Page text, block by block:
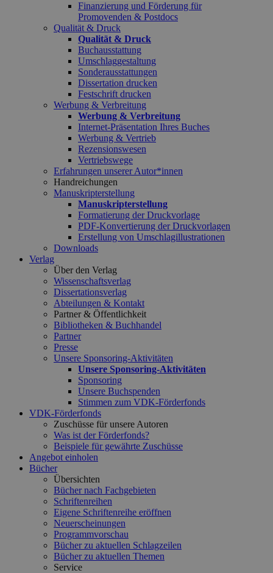
Finanzierung und Förderung für
Promovenden & Postdocs
Qualität & Druck
Qualität & Druck
Buchausstattung
Umschlaggestaltung
Sonderausstattungen
Dissertation drucken
Festschrift drucken
Werbung & Verbreitung
Werbung & Verbreitung
Internet-Präsentation Ihres Buches
Werbung & Vertrieb
Rezensionswesen
Vertriebswege
Erfahrungen unserer Autor*innen
Handreichungen
Manuskripterstellung
Manuskripterstellung
Formatierung der Druckvorlage
PDF-Konvertierung der Druckvorlagen
Erstellung von Umschlagillustrationen
Downloads
Verlag
Über den Verlag
Wissenschaftsverlag
Dissertationsverlag
Abteilungen & Kontakt
Partner & Öffentlichkeit
Bibliotheken & Buchhandel
Partner
Presse
Unsere Sponsoring-Aktivitäten
Unsere Sponsoring-Aktivitäten
Sponsoring
Unsere Buchspenden
Stimmen zum VDK-Förderfonds
VDK-Förderfonds
Zuschüsse für unsere Autoren
Was ist der Förderfonds?
Beispiele für gewährte Zuschüsse
Angebot einholen
Bücher
Übersichten
Bücher nach Fachgebieten
Schriftenreihen
Eigene Schriftenreihe eröffnen
Neuerscheinungen
Programmvorschau
Bücher zu aktuellen Schlagzeilen
Bücher zu aktuellen Themen
Service